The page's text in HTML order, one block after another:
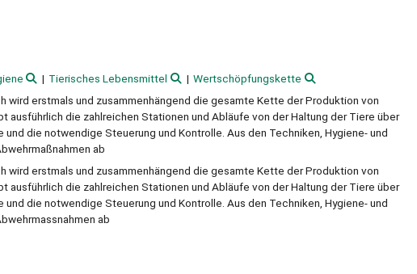
Tierisches Lebensmittel
Wertschöpfungskette
wird erstmals und zusammenhängend die gesamte Kette der Produktion von
die zahlreichen Stationen und Abläufe von der Haltung der Tiere über
die notwendige Steuerung und Kontrolle. Aus den Techniken, Hygiene- und
ab
wird erstmals und zusammenhängend die gesamte Kette der Produktion von
die zahlreichen Stationen und Abläufe von der Haltung der Tiere über
die notwendige Steuerung und Kontrolle. Aus den Techniken, Hygiene- und
ab